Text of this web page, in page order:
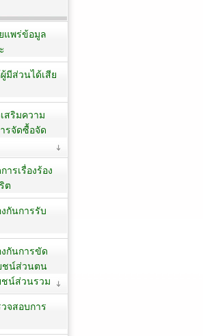
แพร่ข้อมูล
มีส่วนได้เสีย
สริมความ
รจัดซื้อจัด
ารเรื่องร้อง
ต
กันการรับ
กันการขัด
ชน์ส่วนตน
ชน์ส่วนรวม
จสอบการ